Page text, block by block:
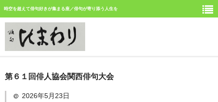
時空を超えて俳句好きが集まる座／俳句が寄り添う人生を
第６１回俳人協会関西俳句大会
2026年5月23日